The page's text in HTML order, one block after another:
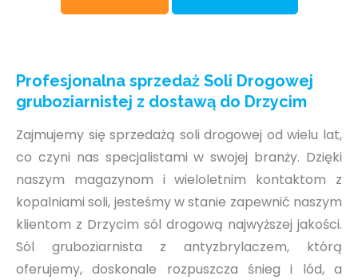
Profesjonalna sprzedaż Soli Drogowej
gruboziarnistej z dostawą do Drzycim
Zajmujemy się sprzedażą soli drogowej od wielu lat,
co czyni nas specjalistami w swojej branży. Dzięki
naszym magazynom i wieloletnim kontaktom z
kopalniami soli, jesteśmy w stanie zapewnić naszym
klientom z Drzycim sól drogową najwyższej jakości.
Sól gruboziarnista z antyzbrylaczem, którą
oferujemy, doskonale rozpuszcza śnieg i lód, a